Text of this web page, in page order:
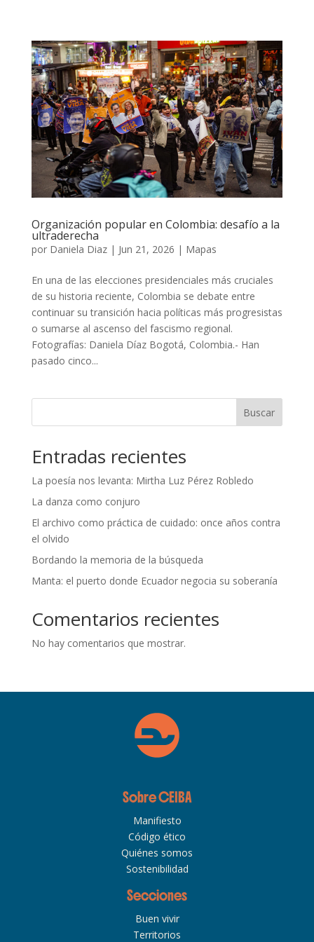
Organización popular en Colombia: desafío a la
ultraderecha
por Daniela Diaz| Jun 21, 2026 | Mapas
En una de las elecciones presidenciales más cruciales
de su historia reciente, Colombia se debate entre
continuar su transición hacia políticas más progresistas
o sumarse al ascenso del fascismo regional.
Fotografías: Daniela Díaz Bogotá, Colombia.- Han
pasado cinco...
Buscar
Entradas recientes
La poesía nos levanta: Mirtha Luz Pérez Robledo
La danza como conjuro
El archivo como práctica de cuidado: once años contra
el olvido
Bordando la memoria de la búsqueda
Manta: el puerto donde Ecuador negocia su soberanía
Comentarios recientes
No hay comentarios que mostrar.
Sobre CEIBA
Manifiesto
Código ético
Quiénes somos
Sostenibilidad
Secciones
Buen vivir
Territorios